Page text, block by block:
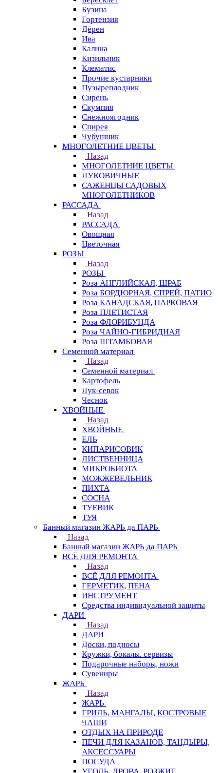
Бузина
Гортензия
Дёрен
Ива
Калина
Кизильник
Клематис
Прочие кустарники
Пузыреплодник
Сирень
Скумпия
Снежноягодник
Спирея
Чубушник
МНОГОЛЕТНИЕ ЦВЕТЫ
Назад
МНОГОЛЕТНИЕ ЦВЕТЫ
ЛУКОВИЧНЫЕ
САЖЕНЦЫ САДОВЫХ
МНОГОЛЕТНИКОВ
РАССАДА
Назад
РАССАДА
Овощная
Цветочная
РОЗЫ
Назад
РОЗЫ
Роза АНГЛИЙСКАЯ, ШРАБ
Роза БОРДЮРНАЯ, СПРЕЙ, ПАТИО
Роза КАНАДСКАЯ, ПАРКОВАЯ
Роза ПЛЕТИСТАЯ
Роза ФЛОРИБУНДА
Роза ЧАЙНО-ГИБРИДНАЯ
Роза ШТАМБОВАЯ
Семенной материал
Назад
Семенной материал
Картофель
Лук-севок
Чеснок
ХВОЙНЫЕ
Назад
ХВОЙНЫЕ
ЕЛЬ
КИПАРИСОВИК
ЛИСТВЕННИЦА
МИКРОБИОТА
МОЖЖЕВЕЛЬНИК
ПИХТА
СОСНА
ТУЕВИК
ТУЯ
Банный магазин ЖАРЬ да ПАРЬ
Назад
Банный магазин ЖАРЬ да ПАРЬ
ВСЁ ДЛЯ РЕМОНТА
Назад
ВСЁ ДЛЯ РЕМОНТА
ГЕРМЕТИК, ПЕНА
ИНСТРУМЕНТ
Средства индивидуальной защиты
ДАРИ
Назад
ДАРИ
Доски, подносы
Кружки, бокалы. сервизы
Подарочные наборы, ножи
Сувениры
ЖАРЬ
Назад
ЖАРЬ
ГРИЛЬ, МАНГАЛЫ, КОСТРОВЫЕ
ЧАШИ
ОТДЫХ НА ПРИРОДЕ
ПЕЧИ ДЛЯ КАЗАНОВ, ТАНДЫРЫ,
АКСЕССУАРЫ
ПОСУДА